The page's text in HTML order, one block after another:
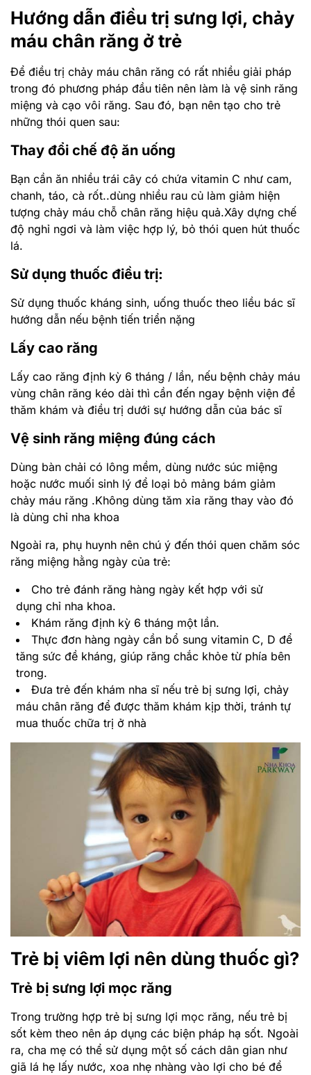
Hướng dẫn điều trị sưng lợi, chảy
máu chân răng ở trẻ
Để điều trị chảy máu chân răng có rất nhiều giải pháp
trong đó phương pháp đầu tiên nên làm là vệ sinh răng
miệng và cạo vôi răng. Sau đó, bạn nên tạo cho trẻ
những thói quen sau:
Thay đổi chế độ ăn uống
Bạn cần ăn nhiều trái cây có chứa vitamin C như cam,
chanh, táo, cà rốt..dùng nhiều rau củ làm giảm hiện
tượng chảy máu chỗ chân răng hiệu quả.Xây dựng chế
độ nghỉ ngơi và làm việc hợp lý, bỏ thói quen hút thuốc
lá.
Sử dụng thuốc điều trị:
Sử dụng thuốc kháng sinh, uống thuốc theo liều bác sĩ
hướng dẫn nếu bệnh tiến triển nặng
Lấy cao răng
Lấy cao răng định kỳ 6 tháng / lần, nếu bệnh chảy máu
vùng chân răng kéo dài thì cần đến ngay bệnh viện để
thăm khám và điều trị dưới sự hướng dẫn của bác sĩ
Vệ sinh răng miệng đúng cách
Dùng bàn chải có lông mềm, dùng nước súc miệng
hoặc nước muối sinh lý để loại bỏ mảng bám giảm
chảy máu răng .Không dùng tăm xỉa răng thay vào đó
là dùng chỉ nha khoa
Ngoài ra, phụ huynh nên chú ý đến thói quen chăm sóc
răng miệng hằng ngày của trẻ:
Cho trẻ đánh răng hàng ngày kết hợp với sử
dụng chỉ nha khoa.
Khám răng định kỳ 6 tháng một lần.
Thực đơn hàng ngày cần bổ sung vitamin C, D để
tăng sức đề kháng, giúp răng chắc khỏe từ phía bên
trong.
Đưa trẻ đến khám nha sĩ nếu trẻ bị sưng lợi, chảy
máu chân răng để được thăm khám kịp thời, tránh tự
mua thuốc chữa trị ở nhà
Trẻ bị viêm lợi nên dùng thuốc gì?
Trẻ bị sưng lợi mọc răng
Trong trường hợp trẻ bị sưng lợi mọc răng, nếu trẻ bị
sốt kèm theo nên áp dụng các biện pháp hạ sốt. Ngoài
ra, cha mẹ có thể sử dụng một số cách dân gian như
giã lá hẹ lấy nước, xoa nhẹ nhàng vào lợi cho bé để